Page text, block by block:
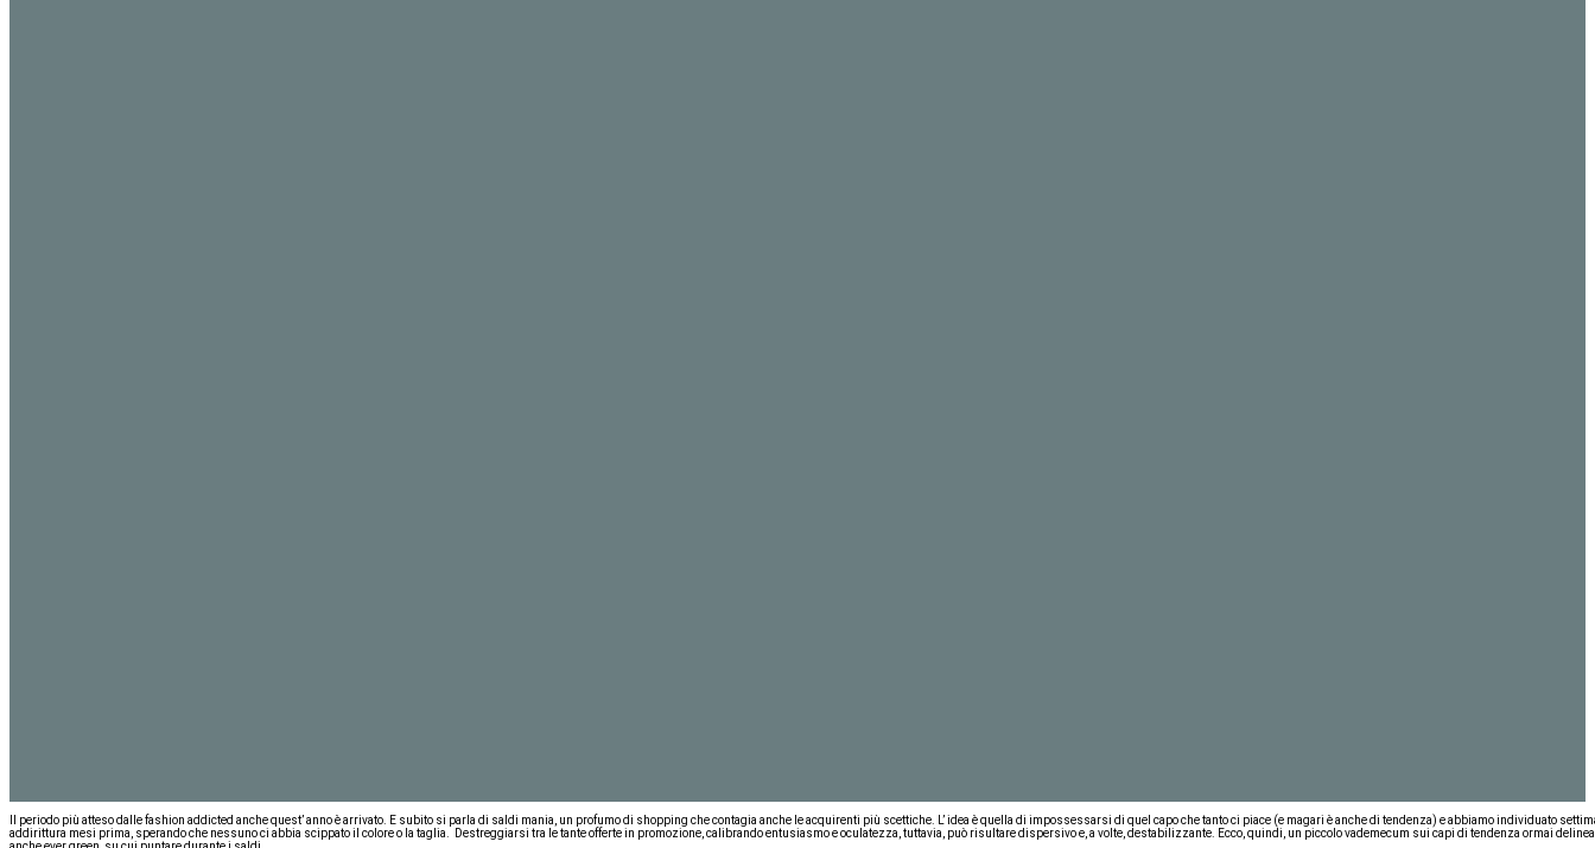
Il periodo più atteso dalle fashion addicted anche quest’ anno è arrivato. E subito si parla di saldi mania, un profumo di shopping che contagia anche le acquirenti più scettiche. L’ idea è quella di impossessarsi di quel capo che tanto ci piace (e magari è anche di tendenza) e abbiamo individuato
addirittura mesi prima, sperando che nessuno ci abbia scippato il colore o la taglia. Destreggiarsi tra le tante offerte in promozione, calibrando entusiasmo e oculatezza, tuttavia, può risultare dispersivo e, a volte, destabilizzante. Ecco, quindi, un piccolo vademecum sui capi di tendenza ormai